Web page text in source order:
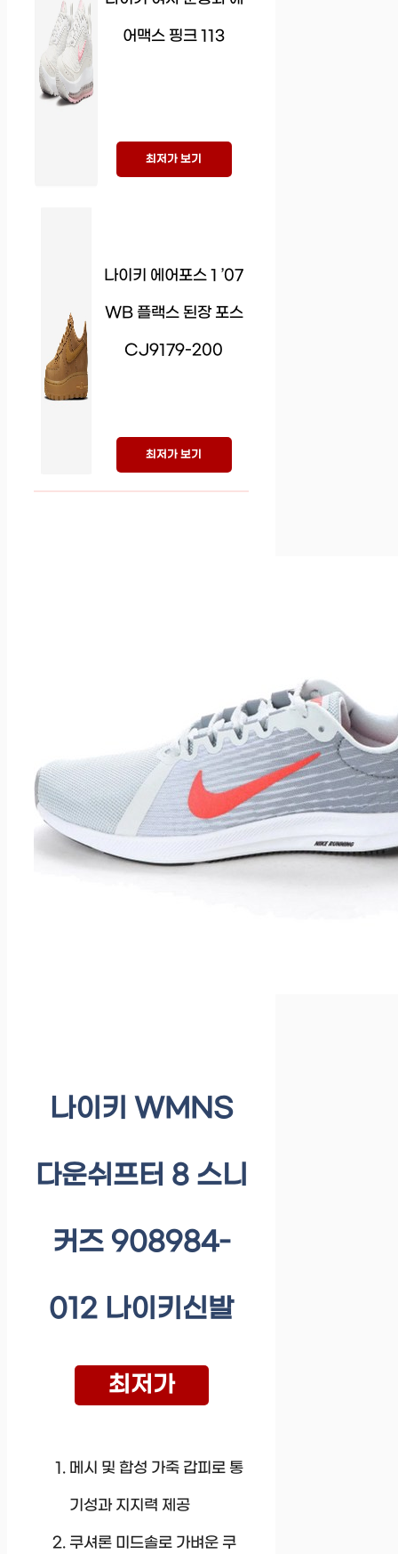
어맥스 핑크 113
최저가 보기
나이키 에어포스 1 ’07
WB 플랙스 된장 포스
CJ9179-200
최저가 보기
나이키 WMNS
다운쉬프터 8 스니
커즈 908984-
012 나이키신발
최저가
메시 및 합성 가죽 갑피로 통
기성과 지지력 제공
쿠셔론 미드솔로 가벼운 쿠